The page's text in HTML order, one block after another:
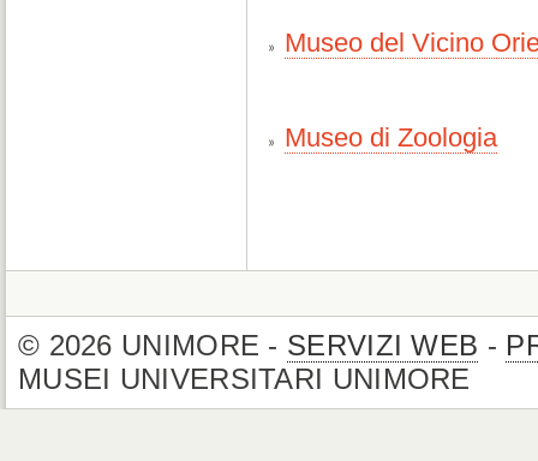
Museo del Vicino
Museo di Zoologia
© 2026 UNIMORE - SERVIZI WEB -
MUSEI UNIVERSITARI UNIMORE